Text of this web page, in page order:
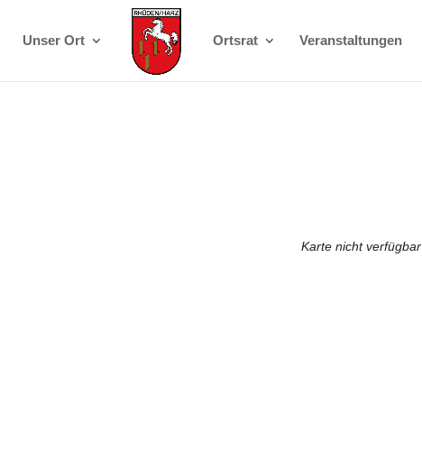
Unser Ort Ortsrat Veranstaltungen
Karte nicht verfügbar